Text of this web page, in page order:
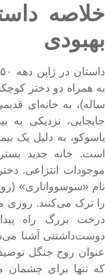
همراه دو دختر
به خانه‌ای
نزدیکی به
به دلیل یک
خانه جدید
انتزاعی.
«سوسوواتاری»
ترک می‌کنند. روزی
بزرگ راه
آشنا
روح جنگل
تنها برای چشمان